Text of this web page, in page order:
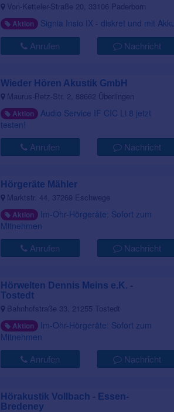
Von-Ketteler-Straße 20, 33106 Paderborn
Aktion Signia Insio IX - diskret und mit
Anrufen Nachricht
Wieder Hören Akustik GmbH
Maurus-Betz-Str. 2, 88662 Überlingen
Aktion Audio Service IF CIC Li 8 jetzt
testen!
Anrufen Nachricht
Hörgeräte Mähler
Marktstr. 44, 37269 Eschwege
Aktion Im-Ohr-Hörgeräte: Sofort zum
Mitnehmen
Anrufen Nachricht
Hörwelten Dennis Meins e.K. -
Tostedt
Bahnhofstraße 33, 21255 Tostedt
Aktion Im-Ohr-Hörgeräte: Sofort zum
Mitnehmen
Anrufen Nachricht
Hörakustik Vollbach - Essen-
Bredeney